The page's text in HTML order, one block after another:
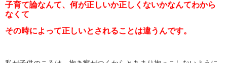
子育て論なんて、何が正しいか正しくないかなんてわから
なくて
その時によって正しいとされることは違うんです。